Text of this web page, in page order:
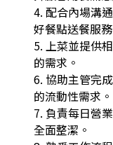
4. 配合內場溝
好餐點送餐服務
5. 上菜並提供
的需求。
6. 協助主管完
的流動性需求。
7. 負責每日營
全面整潔。